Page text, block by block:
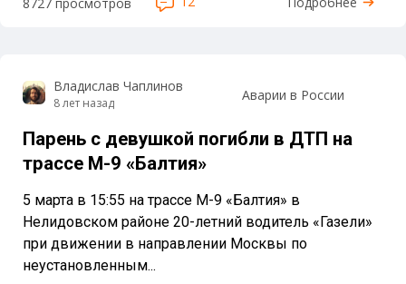
Владислав Чаплинов
8 лет назад Аварии в России
Парень с девушкой погибли в ДТП на
трассе М-9 «Балтия»
5 марта в 15:55 на трассе М-9 «Балтия» в
Нелидовском районе 20-летний водитель «Газели»
при движении в направлении Москвы по
неустановленным...